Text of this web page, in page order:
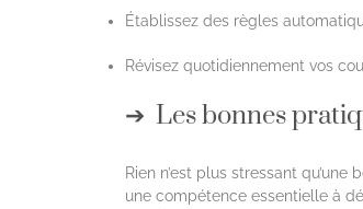
Établissez des règles
Révisez quotidiennement vos
Les bonnes
Rien n’est plus stressant
une compétence essentielle à